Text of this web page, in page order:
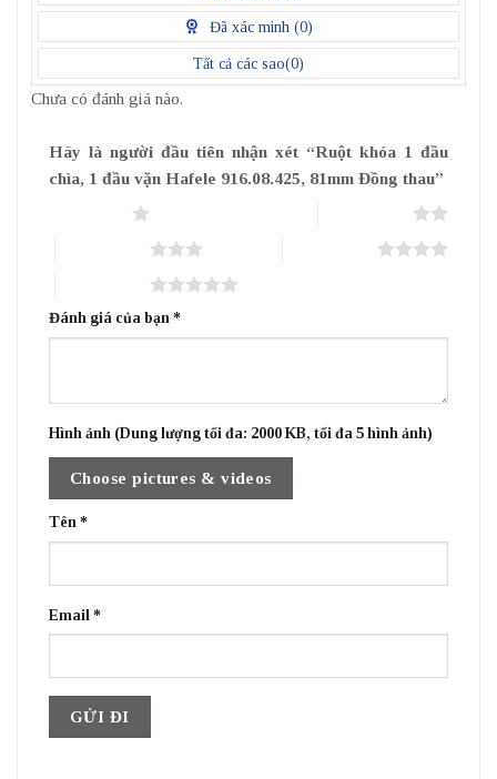
điểm
Đã xác minh (0)
Tất cả các sao(0)
Chưa có đánh giá nào.
Hãy là người đầu tiên nhận xét “Ruột khóa 1 đầu
chìa, 1 đầu vặn Hafele 916.08.425, 81mm Đồng thau”
Đánh giá của bạn *
Hình ảnh (Dung lượng tối đa: 2000 KB, tối đa 5 hình ảnh)
Choose pictures & videos
Tên *
Email *